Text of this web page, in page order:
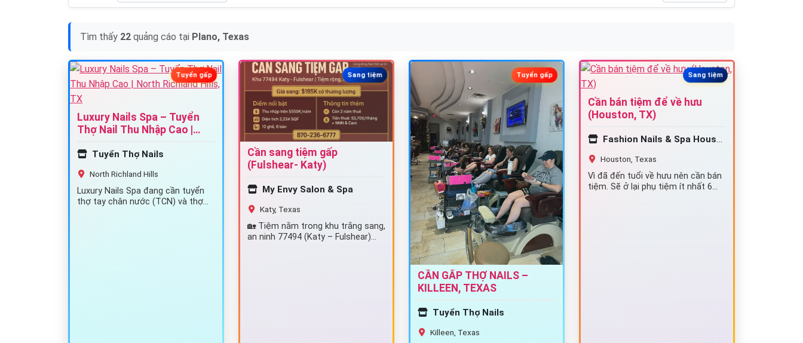
Tìm thấy 22 quảng cáo tại Plano, Texas
Tuyển gấp
Luxury Nails Spa – Tuyển
Thợ Nail Thu Nhập Cao |
Tuyển Thợ Nails
North Richland Hills
Luxury Nails Spa đang cần tuyển
thợ tay chân nước (TCN) và thợ
Sang tiệm
Cần sang tiệm gấp
(Fulshear- Katy)
My Envy Salon & Spa
Katy, Texas
🏡 Tiệm nằm trong khu trắng sang,
an ninh 77494 (Katy – Fulshear)
Tuyển gấp
CẦN GẤP THỢ NAILS –
KILLEEN, TEXAS
Tuyển Thợ Nails
Killeen, Texas
Sang tiệm
Cần bán tiệm để về hưu
(Houston, TX)
Fashion Nails & Spa Houston [SOLD]
Houston, Texas
Vì đã đến tuổi về hưu nên cần bán
tiệm. Sẽ ở lại phụ tiệm ít nhất 6